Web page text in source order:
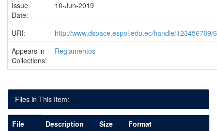
Issue
Date:
10-Jun-2019
URI:
http://www.dspace.espol.edu.ec/handle/123456789/
Appears in
Collections:
Reglamentos
Files in This Item:
File Description Size
Format